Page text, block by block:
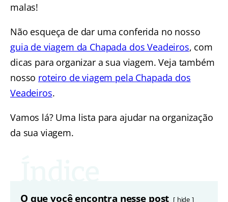
malas!
Não esqueça de dar uma conferida no nosso
guia de viagem da Chapada dos Veadeiros, com
dicas para organizar a sua viagem. Veja também
nosso roteiro de viagem pela Chapada dos
Veadeiros.
Vamos lá? Uma lista para ajudar na organização
da sua viagem.
O que você encontra nesse post hide